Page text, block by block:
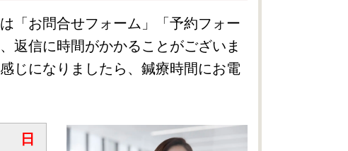
「お問合せフォーム」「予約フォー
返信に時間がかかることがございま
じになりましたら、鍼療時間にお電
日